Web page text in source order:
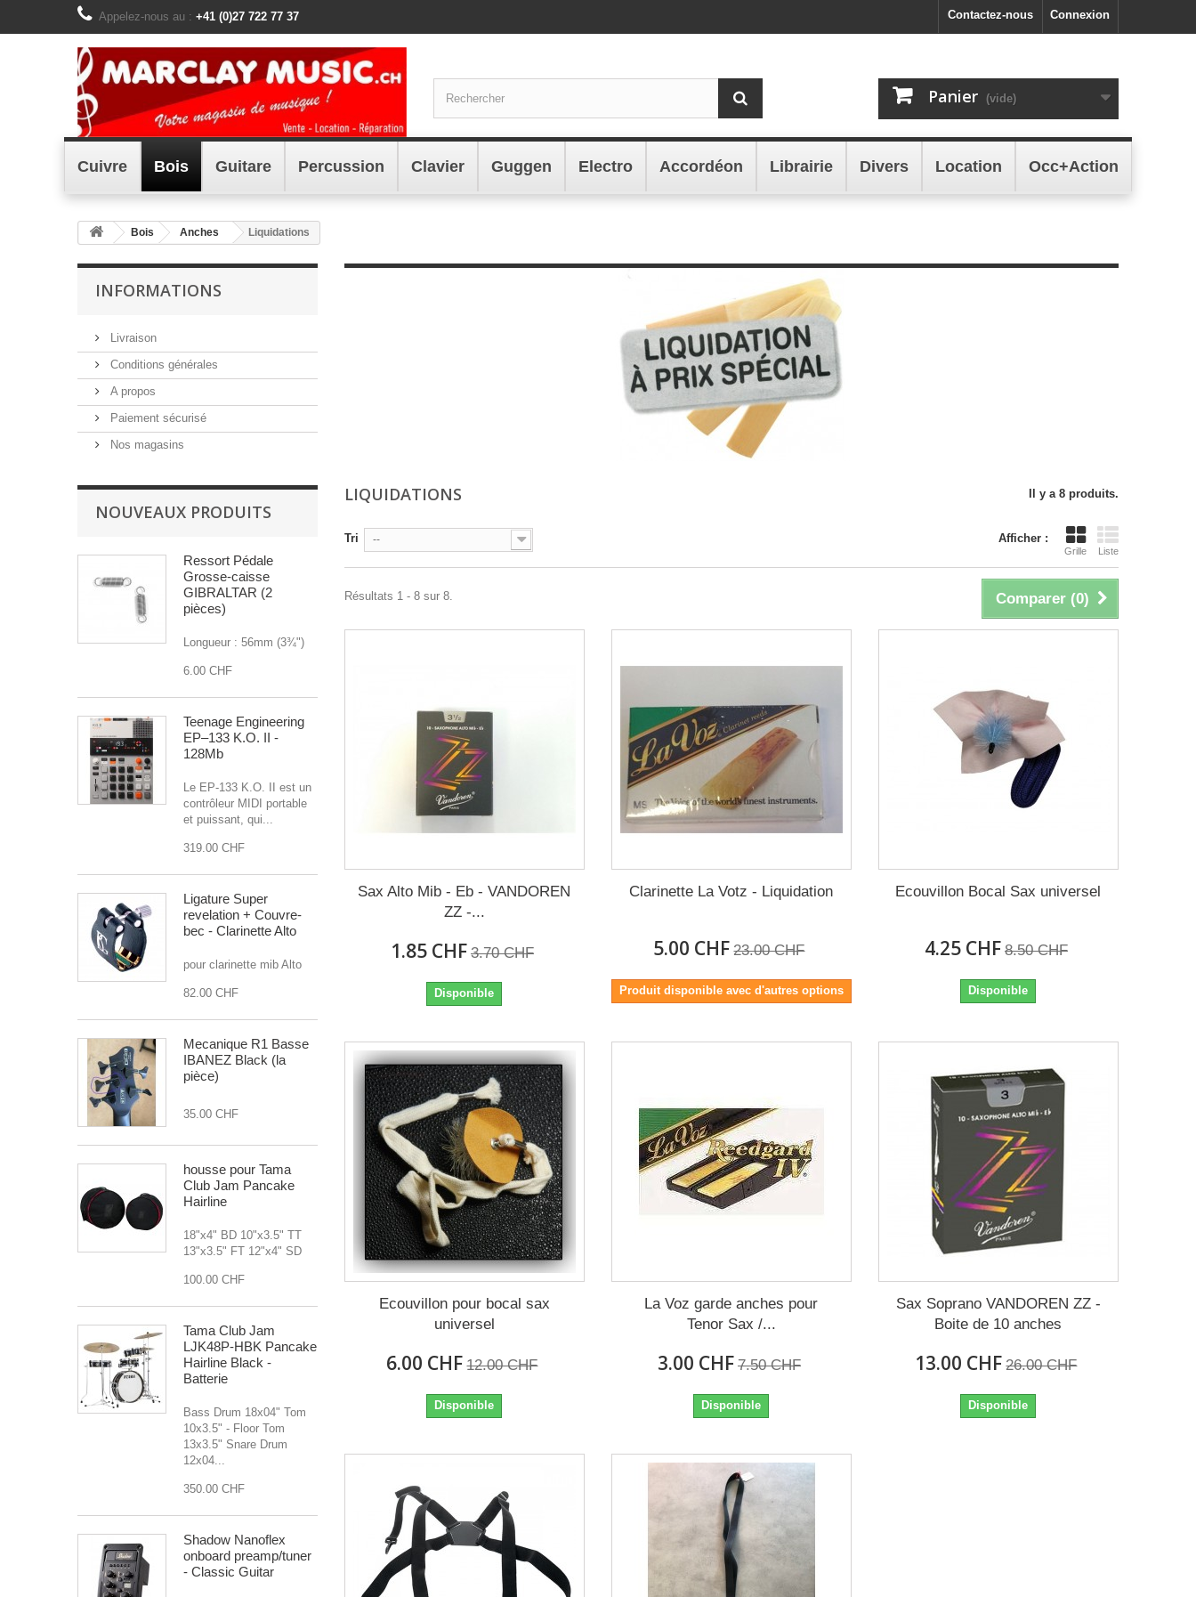
Connexion
Contactez-nous
Appelez-nous au : +41 (0)27 722 77 37
Panier (vide)
Cuivre Bois Guitare Percussion Clavier Guggen Electro Accordéon Librairie Divers Location Occ+Action
Bois Anches Liquidations
INFORMATIONS
Livraison
Conditions générales
A propos
Paiement sécurisé
Nos magasins
NOUVEAUX PRODUITS
Ressort Pédale
Grosse-caisse
GIBRALTAR (2
pièces)
Longueur : 56mm (3¾")
6.00 CHF
Teenage Engineering
EP–133 K.O. II -
128Mb
Le EP-133 K.O. II est un
contrôleur MIDI portable
et puissant, qui...
319.00 CHF
Ligature Super
revelation + Couvre-
bec - Clarinette Alto
pour clarinette mib Alto
82.00 CHF
Mecanique R1 Basse
IBANEZ Black (la
pièce)
35.00 CHF
housse pour Tama
Club Jam Pancake
Hairline
18"x4" BD 10"x3.5" TT
13"x3.5" FT 12"x4" SD
100.00 CHF
Tama Club Jam
LJK48P-HBK Pancake
Hairline Black -
Batterie
Bass Drum 18x04" Tom
10x3.5" - Floor Tom
13x3.5" Snare Drum
12x04...
350.00 CHF
Shadow Nanoflex
onboard preamp/tuner
- Classic Guitar
LIQUIDATIONS Il y a 8 produits.
Afficher :
Grille Liste
Tri --
Comparer (0)
Résultats 1 - 8 sur 8.
Sax Alto Mib - Eb - VANDOREN
ZZ -...
1.85 CHF 3.70 CHF
Disponible
Clarinette La Votz - Liquidation
5.00 CHF 23.00 CHF
Produit disponible avec d'autres options
Ecouvillon Bocal Sax universel
4.25 CHF 8.50 CHF
Disponible
Ecouvillon pour bocal sax
universel
6.00 CHF 12.00 CHF
Disponible
La Voz garde anches pour
Tenor Sax /...
3.00 CHF 7.50 CHF
Disponible
Sax Soprano VANDOREN ZZ -
Boite de 10 anches
13.00 CHF 26.00 CHF
Disponible